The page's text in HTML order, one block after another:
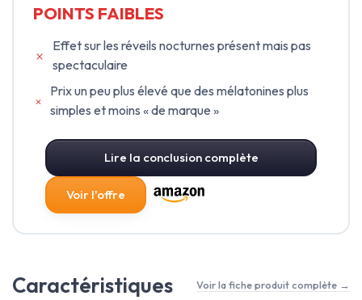
POINTS FAIBLES
Effet sur les réveils nocturnes présent mais pas
spectaculaire
Prix un peu plus élevé que des mélatonines plus
simples et moins « de marque »
Lire la conclusion complète
Voir l'offre
Caractéristiques Voir la fiche produit complète →